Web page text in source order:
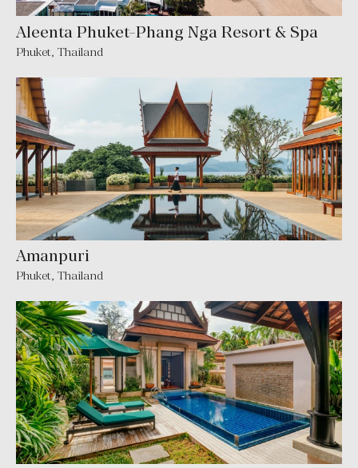
Aleenta Phuket-Phang Nga Resort & Spa
Phuket, Thailand
Amanpuri
Phuket, Thailand